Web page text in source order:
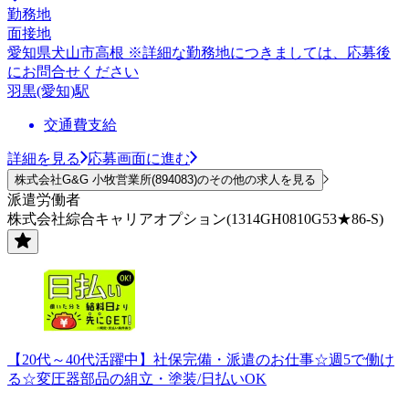
勤務地
面接地
愛知県犬山市高根 ※詳細な勤務地につきましては、応募後
にお問合せください
羽黒(愛知)駅
交通費支給
詳細を見る 応募画面に進む
株式会社G&G 小牧営業所(894083)のその他の求人を見る
派遣労働者
株式会社綜合キャリアオプション(1314GH0810G53★86-S)
【20代～40代活躍中】社保完備・派遣のお仕事☆週5で働け
る☆変圧器部品の組立・塗装/日払いOK